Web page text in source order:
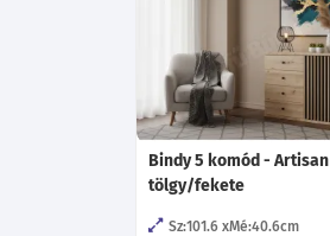
Bindy 5 komód - Artisan
tölgy/fekete
Sz:101.6 Mé:40.6cm